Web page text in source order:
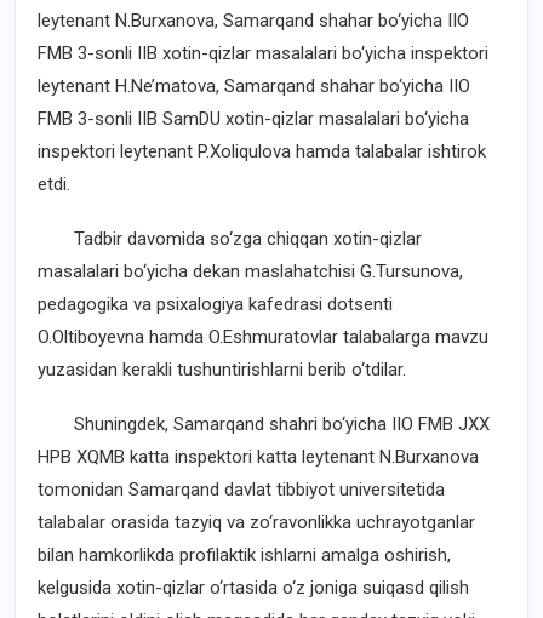
leytenant N.Burxanova, Samarqand shahar bo‘yicha IIO
FMB 3-sonli IIB xotin-qizlar masalalari bo‘yicha inspektori
leytenant H.Ne’matova, Samarqand shahar bo‘yicha IIO
FMB 3-sonli IIB SamDU xotin-qizlar masalalari bo‘yicha
inspektori leytenant P.Xoliqulova hamda talabalar ishtirok
etdi.
Tadbir davomida so‘zga chiqqan xotin-qizlar
masalalari bo‘yicha dekan maslahatchisi G.Tursunova,
pedagogika va psixalogiya kafedrasi dotsenti
O.Oltiboyevna hamda O.Eshmuratovlar talabalarga mavzu
yuzasidan kerakli tushuntirishlarni berib o‘tdilar.
Shuningdek, Samarqand shahri bo‘yicha IIO FMB JXX
HPB XQMB katta inspektori katta leytenant N.Burxanova
tomonidan Samarqand davlat tibbiyot universitetida
talabalar orasida tazyiq va zo‘ravonlikka uchrayotganlar
bilan hamkorlikda profilaktik ishlarni amalga oshirish,
kelgusida xotin-qizlar o‘rtasida o‘z joniga suiqasd qilish